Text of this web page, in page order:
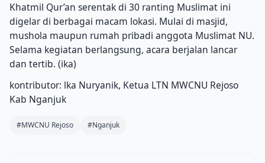
Khatmil Qur’an serentak di 30 ranting Muslimat ini
digelar di berbagai macam lokasi. Mulai di masjid,
mushola maupun rumah pribadi anggota Muslimat NU.
Selama kegiatan berlangsung, acara berjalan lancar
dan tertib. (ika)
kontributor: lka Nuryanik, Ketua LTN MWCNU Rejoso
Kab Nganjuk
#MWCNU Rejoso #Nganjuk